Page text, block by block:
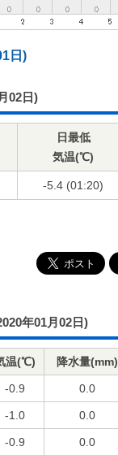
日)
02日)
日最低
気温(℃)
-5.4 (01:20)
年01月02日)
温(℃) 降水量(mm)
-0.9 0.0
-1.0 0.0
-0.9 0.0